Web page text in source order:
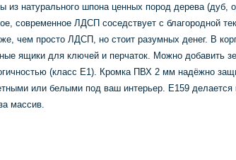
натурального шпона ценных пород дерева (дуб,
современное ЛДСП соседствует с благородной
чем просто ЛДСП, но стоит разумных денег. В
ящики для ключей и перчаток. Можно добавить
(класс Е1). Кромка ПВХ 2 мм надёжно
или белыми под ваш интерьер. E159 делается
массив.